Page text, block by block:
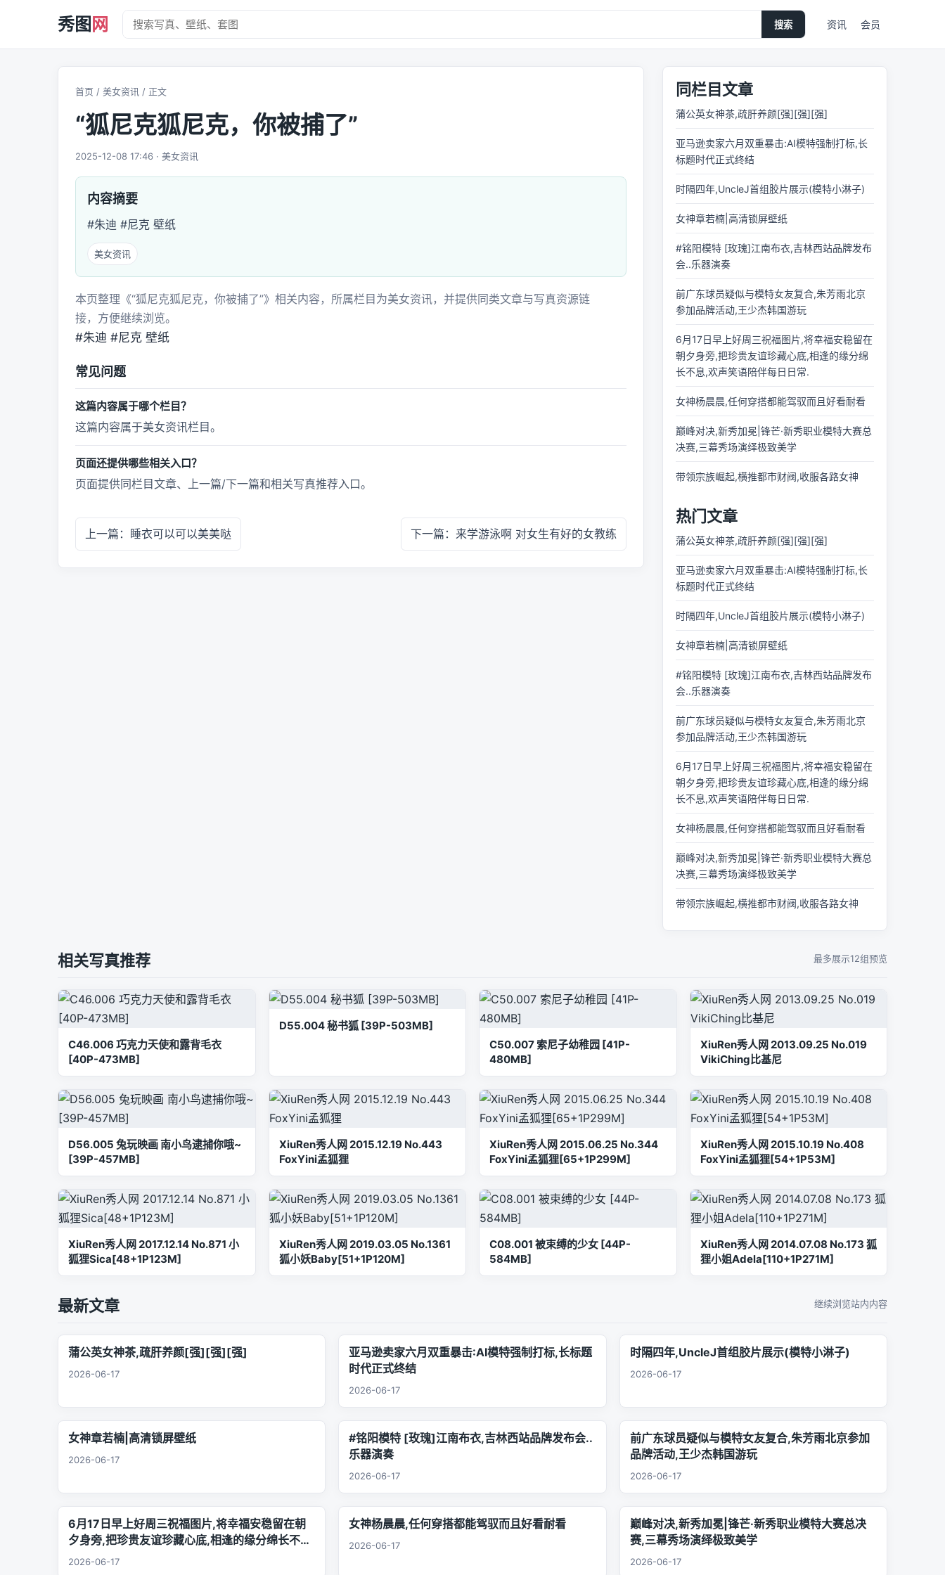
秀图 网 搜索 资讯 会员
首页 / 美女资讯 / 正文
“狐尼克狐尼克，你被捕了”
2025-12-08 17:46 · 美女资讯
内容摘要
#朱迪 #尼克 壁纸
美女资讯
本页整理《“狐尼克狐尼克，你被捕了”》相关内容，所属栏目为美女资讯，并提供同类文章与写真资源链
接，方便继续浏览。
#朱迪 #尼克 壁纸
常见问题
这篇内容属于哪个栏目？
这篇内容属于美女资讯栏目。
页面还提供哪些相关入口？
页面提供同栏目文章、上一篇/下一篇和相关写真推荐入口。
上一篇：睡衣可以可以美美哒 下一篇：来学游泳啊 对女生有好的女教练
同栏目文章
蒲公英女神茶,疏肝养颜[强][强][强]
亚马逊卖家六月双重暴击:AI模特强制打标,长
标题时代正式终结
时隔四年,UncleJ首组胶片展示(模特小淋子)
女神章若楠|高清锁屏壁纸
#铭阳模特 [玫瑰]江南布衣,吉林西站品牌发布
会..乐器演奏
前广东球员疑似与模特女友复合,朱芳雨北京
参加品牌活动,王少杰韩国游玩
6月17日早上好周三祝福图片,将幸福安稳留在
朝夕身旁,把珍贵友谊珍藏心底,相逢的缘分绵
长不息,欢声笑语陪伴每日日常.
女神杨晨晨,任何穿搭都能驾驭而且好看耐看
巅峰对决,新秀加冕|锋芒·新秀职业模特大赛总
决赛,三幕秀场演绎极致美学
带领宗族崛起,横推都市财阀,收服各路女神
热门文章
蒲公英女神茶,疏肝养颜[强][强][强]
亚马逊卖家六月双重暴击:AI模特强制打标,长
标题时代正式终结
时隔四年,UncleJ首组胶片展示(模特小淋子)
女神章若楠|高清锁屏壁纸
#铭阳模特 [玫瑰]江南布衣,吉林西站品牌发布
会..乐器演奏
前广东球员疑似与模特女友复合,朱芳雨北京
参加品牌活动,王少杰韩国游玩
6月17日早上好周三祝福图片,将幸福安稳留在
朝夕身旁,把珍贵友谊珍藏心底,相逢的缘分绵
长不息,欢声笑语陪伴每日日常.
女神杨晨晨,任何穿搭都能驾驭而且好看耐看
巅峰对决,新秀加冕|锋芒·新秀职业模特大赛总
决赛,三幕秀场演绎极致美学
带领宗族崛起,横推都市财阀,收服各路女神
相关写真推荐 最多展示12组预览
C46.006 巧克力天使和露背毛衣
[40P-473MB]
D55.004 秘书狐 [39P-503MB]
C50.007 索尼子幼稚园 [41P-
480MB]
XiuRen秀人网 2013.09.25 No.019
VikiChing比基尼
D56.005 兔玩映画 南小鸟逮捕你哦~
[39P-457MB]
XiuRen秀人网 2015.12.19 No.443
FoxYini孟狐狸
XiuRen秀人网 2015.06.25 No.344
FoxYini孟狐狸[65+1P299M]
XiuRen秀人网 2015.10.19 No.408
FoxYini孟狐狸[54+1P53M]
XiuRen秀人网 2017.12.14 No.871 小
狐狸Sica[48+1P123M]
XiuRen秀人网 2019.03.05 No.1361
狐小妖Baby[51+1P120M]
C08.001 被束缚的少女 [44P-
584MB]
XiuRen秀人网 2014.07.08 No.173 狐
狸小姐Adela[110+1P271M]
最新文章 继续浏览站内内容
蒲公英女神茶,疏肝养颜[强][强][强]
2026-06-17
亚马逊卖家六月双重暴击:AI模特强制打标,长标题
时代正式终结
2026-06-17
时隔四年,UncleJ首组胶片展示(模特小淋子)
2026-06-17
女神章若楠|高清锁屏壁纸
2026-06-17
#铭阳模特 [玫瑰]江南布衣,吉林西站品牌发布会..
乐器演奏
2026-06-17
前广东球员疑似与模特女友复合,朱芳雨北京参加
品牌活动,王少杰韩国游玩
2026-06-17
6月17日早上好周三祝福图片,将幸福安稳留在朝
夕身旁,把珍贵友谊珍藏心底,相逢的缘分绵长不息,
欢声笑语陪伴每日日常.
2026-06-17
女神杨晨晨,任何穿搭都能驾驭而且好看耐看
2026-06-17
巅峰对决,新秀加冕|锋芒·新秀职业模特大赛总决
赛,三幕秀场演绎极致美学
2026-06-17